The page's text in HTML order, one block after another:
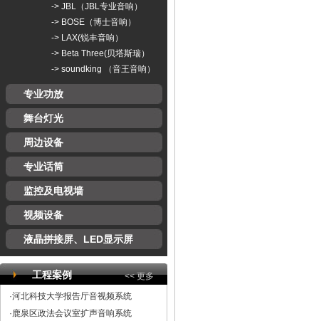
-> JBL（JBL专业音响）
-> BOSE（博士音响）
-> LAX(锐丰音响）
-> Beta Three(贝塔斯瑞）
-> soundking （音王音响）
专业功放
舞台灯光
周边设备
专业话筒
监控及电视墙
视频设备
液晶拼接屏、LED显示屏
工程案例
<< 更多
·河北科技大学报告厅音视频系统
·鹿泉区政法会议室扩声音响系统